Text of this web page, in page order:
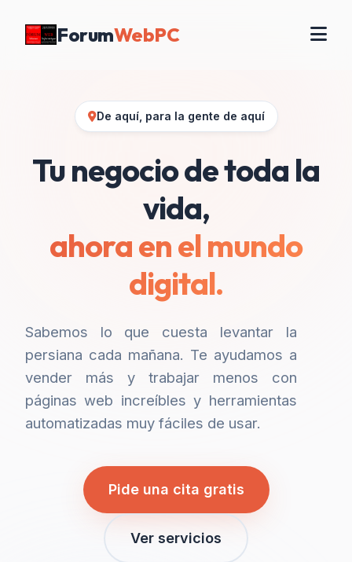
ForumWebPC
De aquí, para la gente de aquí
Tu negocio de toda la
vida,
ahora en el mundo
digital.
Sabemos lo que cuesta levantar la
persiana cada mañana. Te ayudamos a
vender más y trabajar menos con
páginas web increíbles y herramientas
automatizadas muy fáciles de usar.
Pide una cita gratis
Ver servicios